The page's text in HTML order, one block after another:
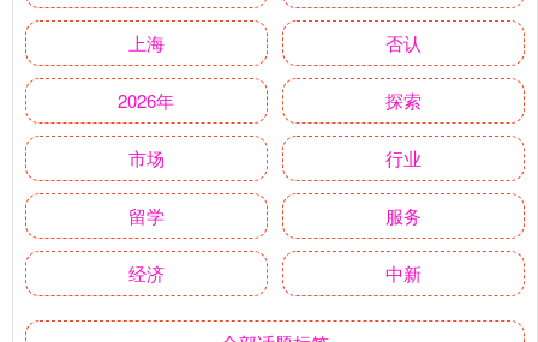
上海 否认
2026年 探索
市场 行业
留学 服务
经济 中新